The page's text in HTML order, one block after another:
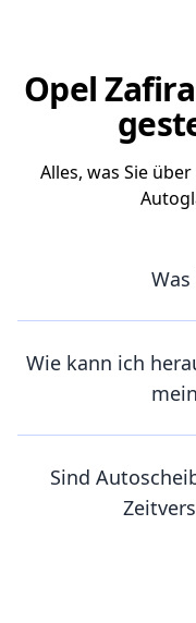
Opel
Alles, was Sie
Was
Wie kann ich
Sind